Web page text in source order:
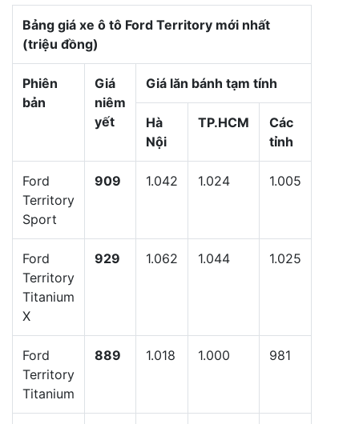
Bảng giá xe ô tô Ford Territory mới nhất
(triệu đồng)
Phiên
bản
Giá
niêm
yết
Giá lăn bánh tạm tính
Hà
Nội
TP.HCM
Các
tỉnh
Ford
Territory
Sport
909 1.042 1.024 1.005
Ford
Territory
Titanium
X
929 1.062 1.044 1.025
Ford
Territory
Titanium
889 1.018 1.000 981